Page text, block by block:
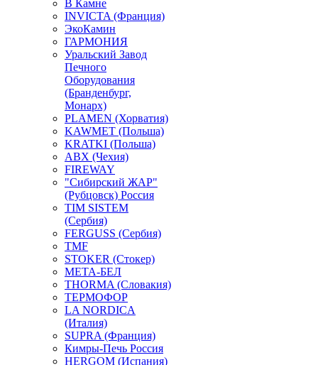
В Камне
INVICTA (Франция)
ЭкоКамин
ГАРМОНИЯ
Уральский Завод
Печного
Оборудования
(Бранденбург,
Монарх)
PLAMEN (Хорватия)
KAWMET (Польша)
KRATKI (Польша)
ABX (Чехия)
FIREWAY
"Сибирский ЖАР"
(Рубцовск) Россия
TIM SISTEM
(Сербия)
FERGUSS (Сербия)
TMF
STOKER (Стокер)
МЕТА-БЕЛ
THORMA (Словакия)
ТЕРМОФОР
LA NORDICA
(Италия)
SUPRA (Франция)
Кимры-Печь Россия
HERGOM (Испания)